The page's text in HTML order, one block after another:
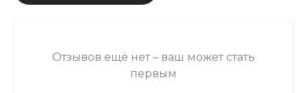
Отзывов ещё нет – ваш может стать
первым